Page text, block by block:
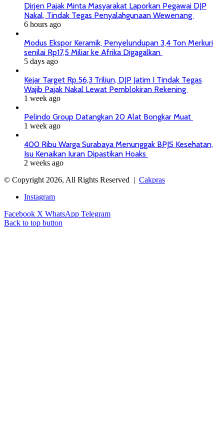
Dirjen Pajak Minta Masyarakat Laporkan Pegawai DJP
Nakal, Tindak Tegas Penyalahgunaan Wewenang
6 hours ago
Modus Ekspor Keramik, Penyelundupan 3,4 Ton Merkuri
senilai Rp17,5 Miliar ke Afrika Digagalkan
5 days ago
Kejar Target Rp.56,3 Triliun, DJP Jatim I Tindak Tegas
Wajib Pajak Nakal Lewat Pemblokiran Rekening
1 week ago
Pelindo Group Datangkan 20 Alat Bongkar Muat
1 week ago
400 Ribu Warga Surabaya Menunggak BPJS Kesehatan,
Isu Kenaikan Iuran Dipastikan Hoaks
2 weeks ago
© Copyright 2026, All Rights Reserved | Cakpras
Instagram
Facebook X WhatsApp Telegram
Back to top button